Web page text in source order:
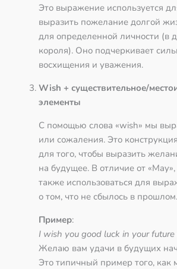
Это выражение используется
выразить пожелание долгой
для определенной личности (в
короля). Оно подчеркивает
восхищения и уважения.
Wish + существительное/
элементы
С помощью слова «wish» мы
или сожаления. Это
для того, чтобы выразить
на будущее. В отличие от
также использоваться для
о том, что не сбылось в прошлом.
Пример:
I wish you good luck in your future
Желаю вам удачи в будущих
Это типичный пример того,